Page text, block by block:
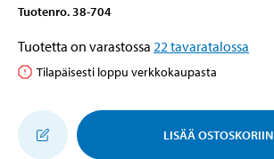
Tuotenro. 38-704
Tuotetta on varastossa 22 tavaratalossa
Tilapäisesti loppu verkkokaupasta
LISÄÄ OSTOSKORIIN